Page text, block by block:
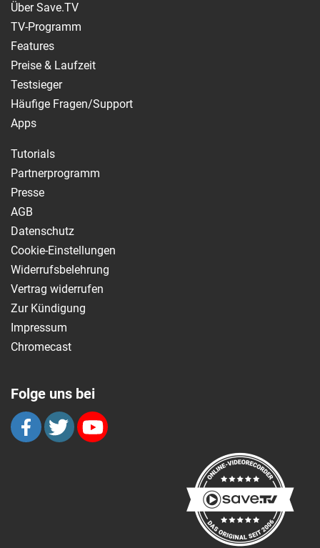
Über Save.TV
TV-Programm
Features
Preise & Laufzeit
Testsieger
Häufige Fragen/Support
Apps
Tutorials
Partnerprogramm
Presse
AGB
Datenschutz
Cookie-Einstellungen
Widerrufsbelehrung
Vertrag widerrufen
Zur Kündigung
Impressum
Chromecast
Folge uns bei